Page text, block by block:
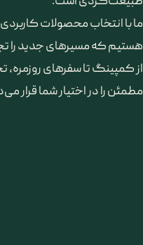
ما با انتخاب محصولات
هستیم که مسیرهای جدید را
از کمپینگ تا سفرهای روزمره،
مطمئن را در اختیار شما قرار